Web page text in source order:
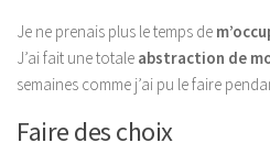
Je ne prenais plus le temps de
J’ai fait une totale abstraction de
semaines comme j’ai pu le faire
Faire des choix